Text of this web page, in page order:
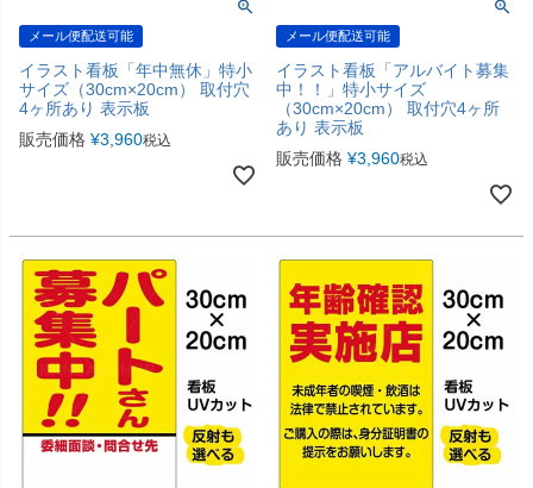
メール便配送可能
イラスト看板「年中無休」特小
サイズ（30cm×20cm） 取付穴
4ヶ所あり 表示板
販売価格 ¥3,960税込
メール便配送可能
イラスト看板「アルバイト募集
中！！」特小サイズ
（30cm×20cm） 取付穴4ヶ所
あり 表示板
販売価格 ¥3,960税込